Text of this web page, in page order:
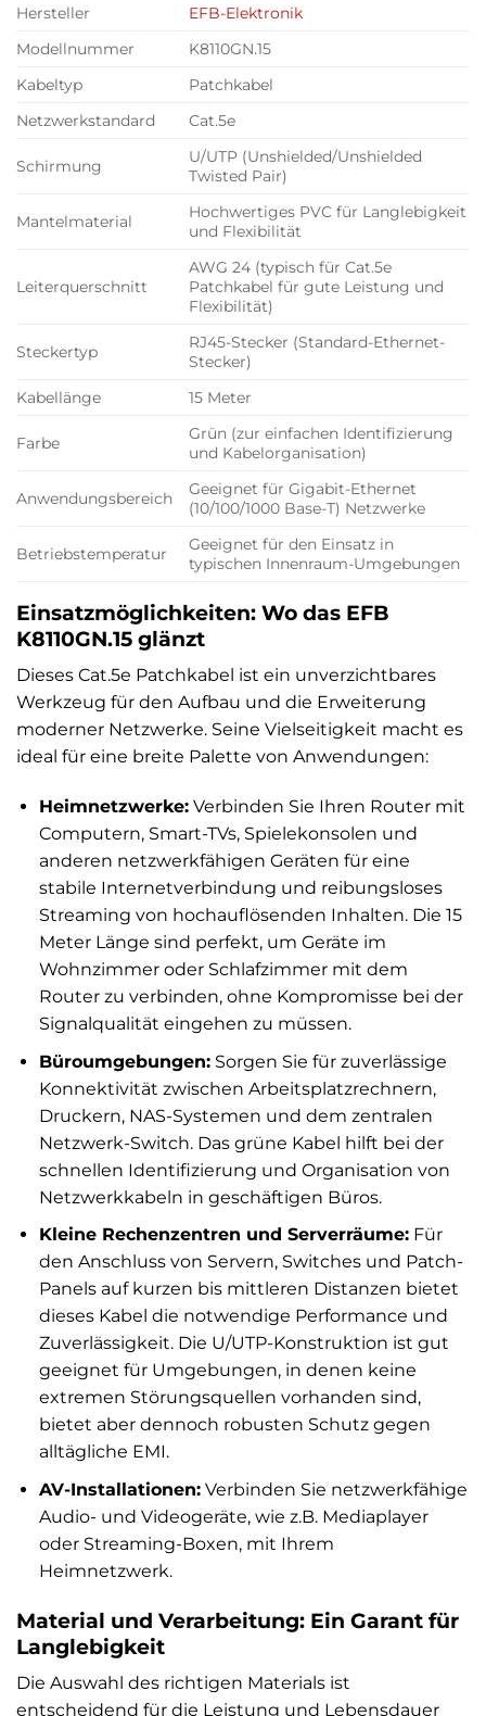
Hersteller
EFB-Elektronik
Modellnummer
K8110GN.15
Kabeltyp
Patchkabel
Netzwerkstandard
Cat.5e
Schirmung
U/UTP (Unshielded/Unshielded
Twisted Pair)
Mantelmaterial
Hochwertiges PVC für Langlebigkeit
und Flexibilität
Leiterquerschnitt
AWG 24 (typisch für Cat.5e
Patchkabel für gute Leistung und
Flexibilität)
Steckertyp
RJ45-Stecker (Standard-Ethernet-
Stecker)
Kabellänge
15 Meter
Farbe
Grün (zur einfachen Identifizierung
und Kabelorganisation)
Anwendungsbereich
Geeignet für Gigabit-Ethernet
(10/100/1000 Base-T) Netzwerke
Betriebstemperatur
Geeignet für den Einsatz in
typischen Innenraum-Umgebungen
Einsatzmöglichkeiten: Wo das EFB
K8110GN.15 glänzt
Dieses Cat.5e Patchkabel ist ein unverzichtbares
Werkzeug für den Aufbau und die Erweiterung
moderner Netzwerke. Seine Vielseitigkeit macht es
ideal für eine breite Palette von Anwendungen:
Heimnetzwerke:Verbinden Sie Ihren Router mit
Computern, Smart-TVs, Spielekonsolen und
anderen netzwerkfähigen Geräten für eine
stabile Internetverbindung und reibungsloses
Streaming von hochauflösenden Inhalten. Die 15
Meter Länge sind perfekt, um Geräte im
Wohnzimmer oder Schlafzimmer mit dem
Router zu verbinden, ohne Kompromisse bei der
Signalqualität eingehen zu müssen.
Büroumgebungen:Sorgen Sie für zuverlässige
Konnektivität zwischen Arbeitsplatzrechnern,
Druckern, NAS-Systemen und dem zentralen
Netzwerk-Switch. Das grüne Kabel hilft bei der
schnellen Identifizierung und Organisation von
Netzwerkkabeln in geschäftigen Büros.
Kleine Rechenzentren und Serverräume:Für
den Anschluss von Servern, Switches und Patch-
Panels auf kurzen bis mittleren Distanzen bietet
dieses Kabel die notwendige Performance und
Zuverlässigkeit. Die U/UTP-Konstruktion ist gut
geeignet für Umgebungen, in denen keine
extremen Störungsquellen vorhanden sind,
bietet aber dennoch robusten Schutz gegen
alltägliche EMI.
AV-Installationen:Verbinden Sie netzwerkfähige
Audio- und Videogeräte, wie z.B. Mediaplayer
oder Streaming-Boxen, mit Ihrem
Heimnetzwerk.
Material und Verarbeitung: Ein Garant für
Langlebigkeit
Die Auswahl des richtigen Materials ist
entscheidend für die Leistung und Lebensdauer